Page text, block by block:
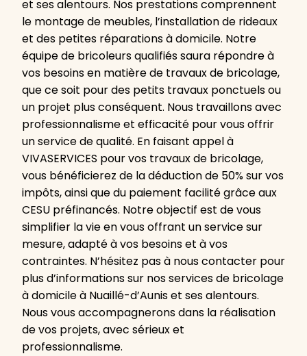
et ses alentours. Nos prestations comprennent
le montage de meubles, l’installation de rideaux
et des petites réparations à domicile. Notre
équipe de bricoleurs qualifiés saura répondre à
vos besoins en matière de travaux de bricolage,
que ce soit pour des petits travaux ponctuels ou
un projet plus conséquent. Nous travaillons avec
professionnalisme et efficacité pour vous offrir
un service de qualité. En faisant appel à
VIVASERVICES pour vos travaux de bricolage,
vous bénéficierez de la déduction de 50% sur vos
impôts, ainsi que du paiement facilité grâce aux
CESU préfinancés. Notre objectif est de vous
simplifier la vie en vous offrant un service sur
mesure, adapté à vos besoins et à vos
contraintes. N’hésitez pas à nous contacter pour
plus d’informations sur nos services de bricolage
à domicile à Nuaillé-d’Aunis et ses alentours.
Nous vous accompagnerons dans la réalisation
de vos projets, avec sérieux et
professionnalisme.